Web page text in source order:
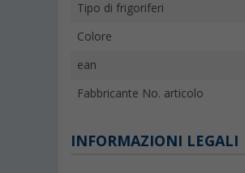
Tipo di frigoriferi
Colore
ean
Fabbricante No. articolo
INFORMAZIONI LEGALI